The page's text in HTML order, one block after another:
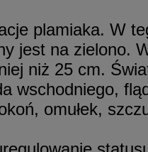
plamiaka. W
jest na zielono.
niż 25 cm.
wschodniego,
omułek,